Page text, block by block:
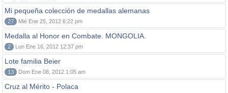
Mi pequeña colección de medallas alemanas
27 Mié Ene 25, 2012 6:22 pm
Medalla al Honor en Combate. MONGOLIA.
2 Lun Ene 16, 2012 12:37 pm
Lote familia Beier
13 Dom Ene 08, 2012 1:05 am
Cruz al Mérito - Polaca